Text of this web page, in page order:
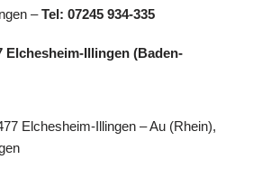
–Tel: 07245 934-335
Elchesheim-Illingen (Baden-
Elchesheim-Illingen – Au (Rhein),